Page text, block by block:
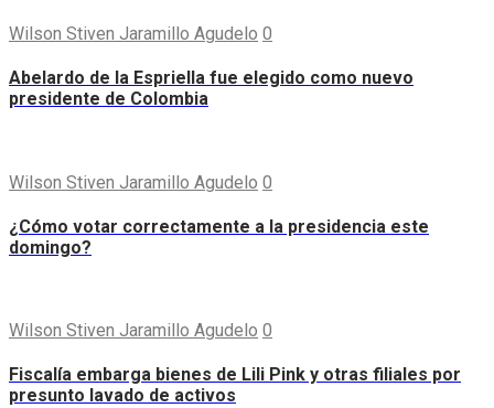
Wilson Stiven Jaramillo Agudelo 0
Abelardo de la Espriella fue elegido como nuevo
presidente de Colombia
Wilson Stiven Jaramillo Agudelo 0
¿Cómo votar correctamente a la presidencia este
domingo?
Wilson Stiven Jaramillo Agudelo 0
Fiscalía embarga bienes de Lili Pink y otras filiales por
presunto lavado de activos